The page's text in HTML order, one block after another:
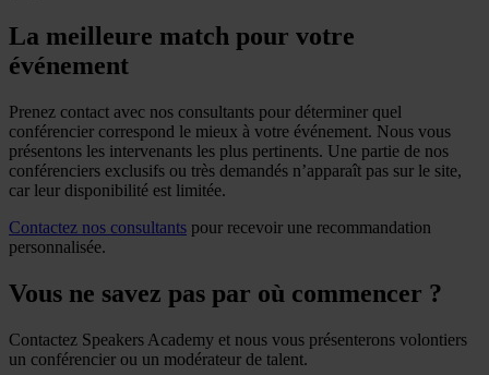
La meilleure match pour votre
événement
Prenez contact avec nos consultants pour déterminer quel
conférencier correspond le mieux à votre événement. Nous vous
présentons les intervenants les plus pertinents. Une partie de nos
conférenciers exclusifs ou très demandés n’apparaît pas sur le site,
car leur disponibilité est limitée.
Contactez nos consultants pour recevoir une recommandation
personnalisée.
Vous ne savez pas par où commencer ?
Contactez Speakers Academy et nous vous présenterons volontiers
un conférencier ou un modérateur de talent.